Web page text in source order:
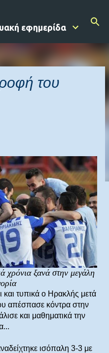
περιεχόμενο
εφημερίδα
του
χρόνια ξανά στην μεγάλη
και τυπικά ο Ηρακλής μετά
απέσπασε κόντρα στην
και μαθηματικά την
ισόπαλη 3-3 με